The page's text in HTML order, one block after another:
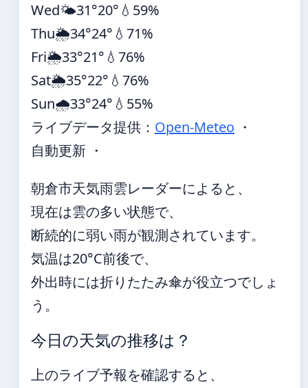
Wed🌤️31°20° 💧59%
Thu🌦️34°24° 💧71%
Fri🌦️33°21° 💧76%
Sat🌦️35°22° 💧76%
Sun🌧️33°24° 💧55%
ライブデータ提供： Open-Meteo ・
自動更新 ・
朝倉市天気雨雲レーダーによると、
現在は雲の多い状態で、
断続的に弱い雨が観測されています。
気温は20°C前後で、
外出時には折りたたみ傘が役立つでしょ
う。
今日の天気の推移は？
上のライブ予報を確認すると、